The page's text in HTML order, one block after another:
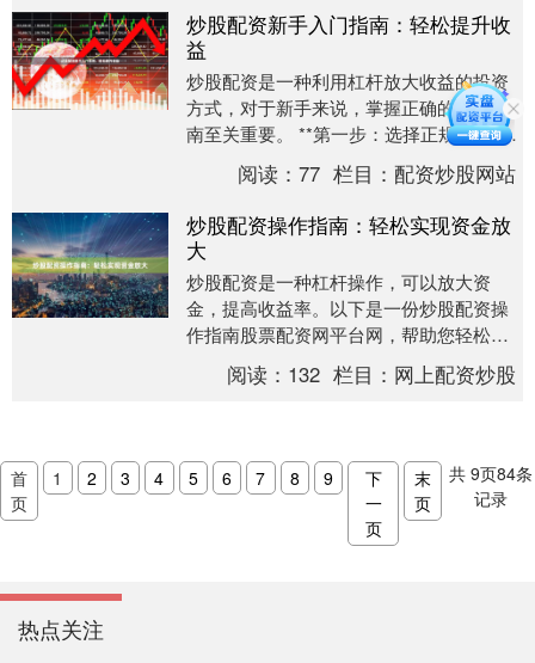
炒股配资新手入门指南：轻松提升收
益
炒股配资是一种利用杠杆放大收益的投资
方式，对于新手来说，掌握正确的入门指
南至关重要。 **第一步：选择正规平台**
选择一家信誉良好、监管合规的配资平台
至关重要....
阅读：77 栏目：配资炒股网站
炒股配资操作指南：轻松实现资金放
大
炒股配资是一种杠杆操作，可以放大资
金，提高收益率。以下是一份炒股配资操
作指南股票配资网平台网，帮助您轻松实
现资金放大： **1. 选择正规配资平台：**
选择有....
阅读： 132 栏目： 网上配资炒股
首
页
1 2 3 4 5 6 7 8 9
下
一
页
末
页
共9页84条
记录
热点关注